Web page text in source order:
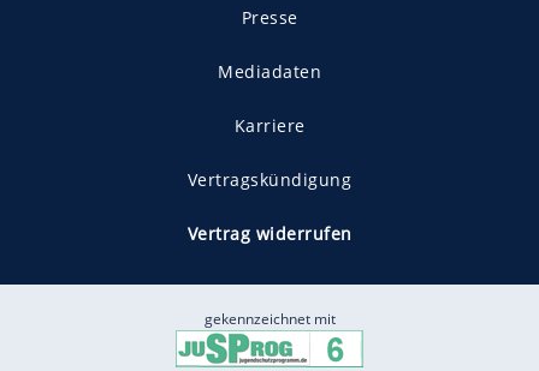
Presse
Mediadaten
Karriere
Vertragskündigung
Vertrag widerrufen
gekennzeichnet mit